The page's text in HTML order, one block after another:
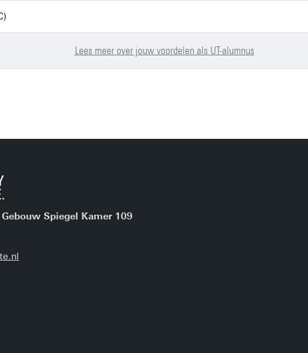
Lees meer over jouw voordelen als UT-alumnus
Spiegel Kamer 109